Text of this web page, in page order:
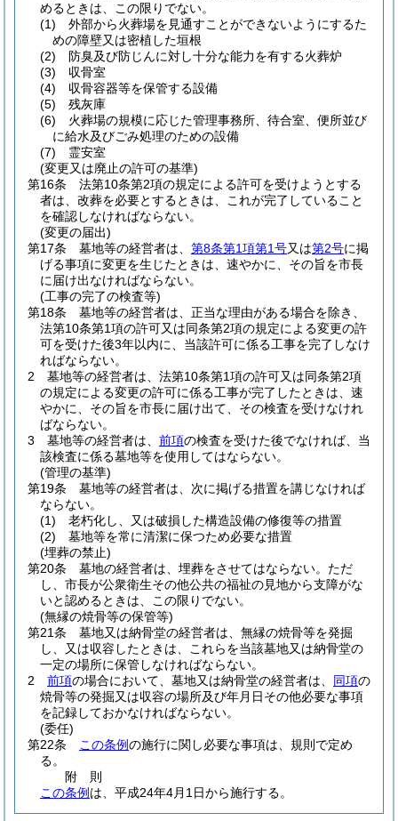
めるときは、この限りでない。
(1)
外部から火葬場を見通すことができないようにするた
めの障壁又は密植した垣根
(2)
防臭及び防じんに対し十分な能力を有する火葬炉
(3)
収骨室
(4)
収骨容器等を保管する設備
(5)
残灰庫
(6)
火葬場の規模に応じた管理事務所、待合室、便所並び
に給水及びごみ処理のための設備
(7)
霊安室
(変更又は廃止の許可の基準)
第16条
法第10条第2項の規定による許可を受けようとする
者は、改葬を必要とするときは、これが完了していること
を確認しなければならない。
(変更の届出)
第17条
墓地等の経営者は、 第8条第1項第1号又は第2号に掲
げる事項に変更を生じたときは、速やかに、その旨を市長
に届け出なければならない。
(工事の完了の検査等)
第18条
墓地等の経営者は、正当な理由がある場合を除き、
法第10条第1項の許可又は同条第2項の規定による変更の許
可を受けた後3年以内に、当該許可に係る工事を完了しなけ
ればならない。
2
墓地等の経営者は、法第10条第1項の許可又は同条第2項
の規定による変更の許可に係る工事が完了したときは、速
やかに、その旨を市長に届け出て、その検査を受けなけれ
ばならない。
3
墓地等の経営者は、 前項の検査を受けた後でなければ、当
該検査に係る墓地等を使用してはならない。
(管理の基準)
第19条
墓地等の経営者は、次に掲げる措置を講じなければ
ならない。
(1)
老朽化し、又は破損した構造設備の修復等の措置
(2)
墓地等を常に清潔に保つため必要な措置
(埋葬の禁止)
第20条
墓地の経営者は、埋葬をさせてはならない。 ただ
し、市長が公衆衛生その他公共の福祉の見地から支障がな
いと認めるときは、この限りでない。
(無縁の焼骨等の保管等)
第21条
墓地又は納骨堂の経営者は、無縁の焼骨等を発掘
し、又は収容したときは、これらを当該墓地又は納骨堂の
一定の場所に保管しなければならない。
2
前項の場合において、墓地又は納骨堂の経営者は、 同項の
焼骨等の発掘又は収容の場所及び年月日その他必要な事項
を記録しておかなければならない。
(委任)
第22条
この条例の施行に関し必要な事項は、規則で定め
る。
附 則
この条例 は、平成24年4月1日から施行する。